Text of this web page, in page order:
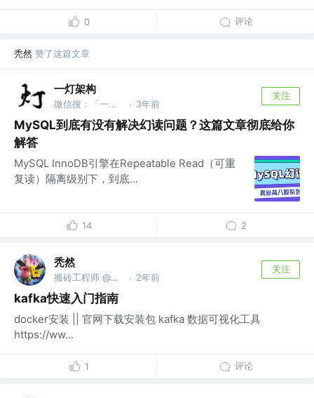
0 评论
秃然 赞了这篇文章
一灯架构
微信搜：「一灯架构」 @Java架构师 · 3年前
关注
MySQL到底有没有解决幻读问题？这篇文章彻底给你
解答
MySQL InnoDB引擎在Repeatable Read（可重
复读）隔离级别下，到底...
14 2
秃然
搬砖工程师 @数字游民 · 2年前
关注
kafka快速入门指南
docker安装 || 官网下载安装包 kafka 数据可视化工具
https://ww...
1 评论